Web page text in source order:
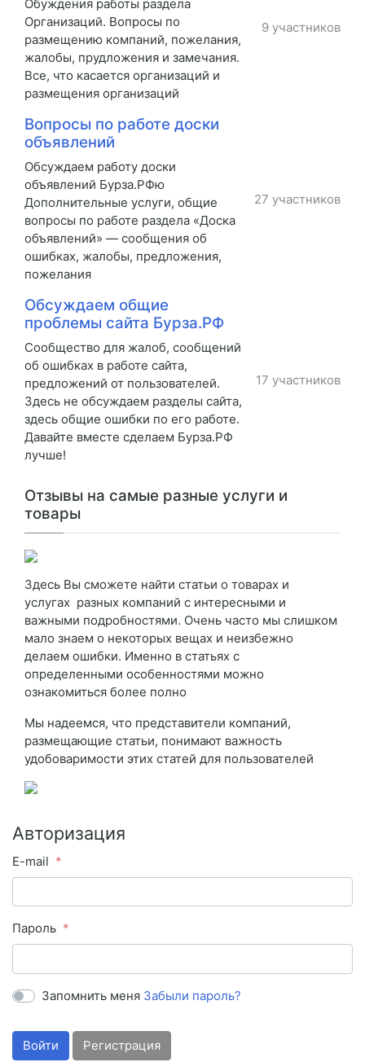
Обуждения работы раздела
Организаций. Вопросы по
размещению компаний, пожелания,
жалобы, прудложения и замечания.
Все, что касается организаций и
размещения организаций
9 участников
Вопросы по работе доски
объявлений
Обсуждаем работу доски
объявлений Бурза.РФю
Дополнительные услуги, общие
вопросы по работе раздела «Доска
объявлений» — сообщения об
ошибках, жалобы, предложения,
пожелания
27 участников
Обсуждаем общие
проблемы сайта Бурза.РФ
Сообщество для жалоб, сообщений
об ошибках в работе сайта,
предложений от пользователей.
Здесь не обсуждаем разделы сайта,
здесь общие ошибки по его работе.
Давайте вместе сделаем Бурза.РФ
лучше!
17 участников
Отзывы на самые разные услуги и
товары
Здесь Вы сможете найти статьи о товарах и
услугах разных компаний с интересными и
важными подробностями. Очень часто мы слишком
мало знаем о некоторых вещах и неизбежно
делаем ошибки. Именно в статьях с
определенными особенностями можно
ознакомиться более полно
Мы надеемся, что представители компаний,
размещающие статьи, понимают важность
удобоваримости этих статей для пользователей
Авторизация
E-mail
Пароль
Запомнить меня Забыли пароль?
Войти Регистрация